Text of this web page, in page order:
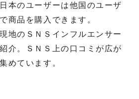
本のユーザーは他国のユーザ
商品を購入できます。
地のＳＮＳインフルエンサー
介。ＳＮＳ上の口コミが広が
めています。